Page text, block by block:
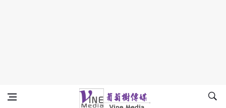
Vine Media
葡萄樹傳媒